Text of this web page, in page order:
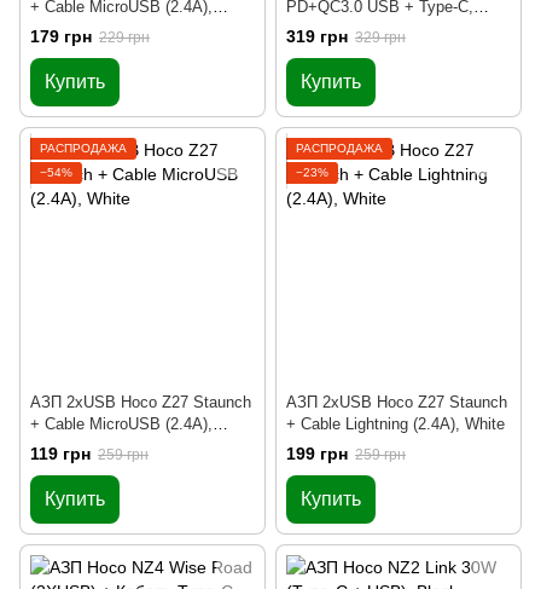
+ Cable MicroUSB (2.4A),
Black
179 грн 229 грн
Купить
PD+QC3.0 USB + Type-C,
White
319 грн 329 грн
Купить
РАСПРОДАЖА
−54%
АЗП 2xUSB Hoco Z27 Staunch
+ Cable MicroUSB (2.4A),
White
119 грн 259 грн
Купить
РАСПРОДАЖА
−23%
АЗП 2xUSB Hoco Z27 Staunch
+ Cable Lightning (2.4A), White
199 грн 259 грн
Купить